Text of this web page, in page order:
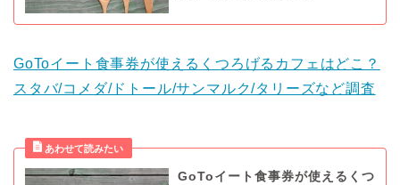
GoToイート食事券が使えるくつろげるカフェはどこ？
スタバ/コメダ/ドトール/サンマルク/タリーズなど調査
GoToイート食事券が使えるくつ